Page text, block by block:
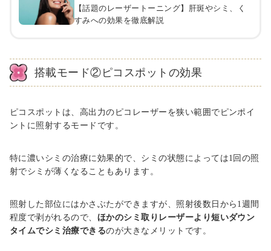
【話題のレーザートーニング】肝斑やシミ、く
すみへの効果を徹底解説
搭載モード②ピコスポットの効果
ピコスポットは、高出力のピコレーザーを狭い範囲でピンポイ
ントに照射するモードです。
特に濃いシミの治療に効果的で、シミの状態によっては1回の照
射でシミが薄くなることもあります。
照射した部位にはかさぶたができますが、照射後数日から1週間
程度で剥がれるので、 ほかのシミ取りレーザーより短いダウン
タイムでシミ治療できるのが大きなメリットです。